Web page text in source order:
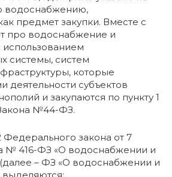
водоснабжению,
предмет закупки. Вместе с
про водоснабжение и
системы, систем
которые
деятельности субъектов
и закупаются по пункту 1
Закона №44-ФЗ.
Федерального закона от 7
№ 416-ФЗ «О водоснабжении и
– ФЗ «О водоснабжении и